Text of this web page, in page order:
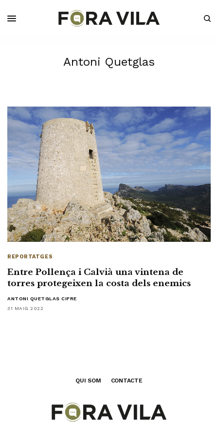
Antoni Quetglas
REPORTATGES
Entre Pollença i Calvià una vintena de
torres protegeixen la costa dels enemics
ANTONI QUETGLAS CIFRE
31 MAIG 2022
QUI SOM CONTACTE